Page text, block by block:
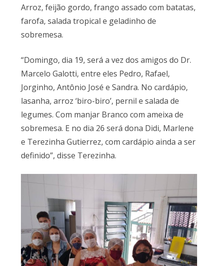
Arroz, feijão gordo, frango assado com batatas,
farofa, salada tropical e geladinho de
sobremesa.
“Domingo, dia 19, será a vez dos amigos do Dr.
Marcelo Galotti, entre eles Pedro, Rafael,
Jorginho, Antônio José e Sandra. No cardápio,
lasanha, arroz ‘biro-biro’, pernil e salada de
legumes. Com manjar Branco com ameixa de
sobremesa. E no dia 26 será dona Didi, Marlene
e Terezinha Gutierrez, com cardápio ainda a ser
definido”, disse Terezinha.